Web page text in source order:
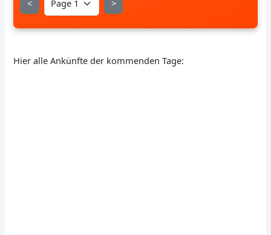
< >
Hier alle Ankünfte der kommenden Tage: